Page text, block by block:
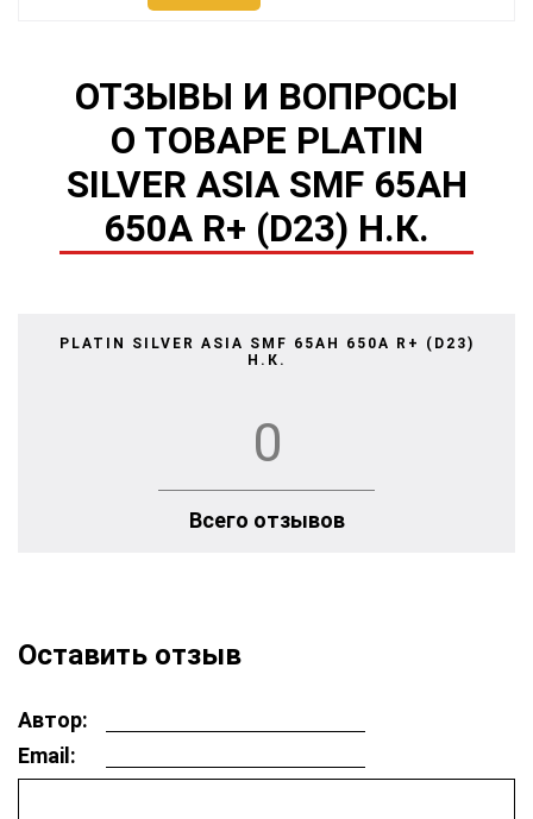
ОТЗЫВЫ И ВОПРОСЫ
О ТОВАРЕ PLATIN
SILVER ASIA SMF 65AH
650A R+ (D23) Н.К.
PLATIN SILVER ASIA SMF 65AH 650A R+ (D23)
Н.К.
0
Всего отзывов
Оставить отзыв
Автор:
Email: